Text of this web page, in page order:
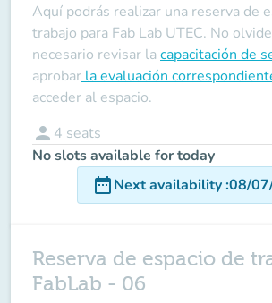
Aquí podrás realizar una reserva de
trabajo para Fab Lab UTEC. No
necesario revisar la capacitación de
aprobar la evaluación
acceder al espacio.
person 4 seats
No slots available for today
date_rangeNext availability:08/
Reserva de espacio de
FabLab - 06